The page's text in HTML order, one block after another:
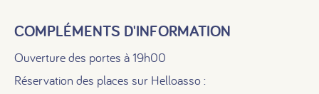
COMPLÉMENTS D'INFORMATION
Ouverture des portes à 19h00
Réservation des places sur Helloasso :